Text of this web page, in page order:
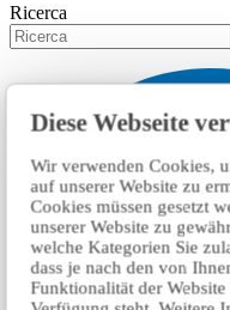
Diese Webseite
Wir verwenden Cookies,
auf unserer Website zu
Cookies müssen gesetzt
unserer Website zu
welche Kategorien Sie
dass je nach den von
Funktionalität der
Ricerca